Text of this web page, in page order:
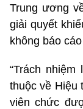
Trung ương
giải quyết
không báo
“Trách
thuộc về Hiệu
viên chức